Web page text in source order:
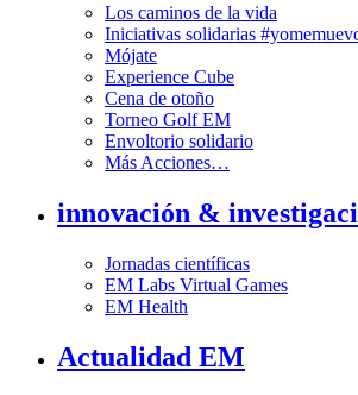
Los caminos de la vida
Iniciativas solidarias
Mójate
Experience Cube
Cena de otoño
Torneo Golf EM
Envoltorio solidario
Más Acciones…
innovación &
Jornadas científicas
EM Labs Virtual Games
EM Health
Actualidad EM